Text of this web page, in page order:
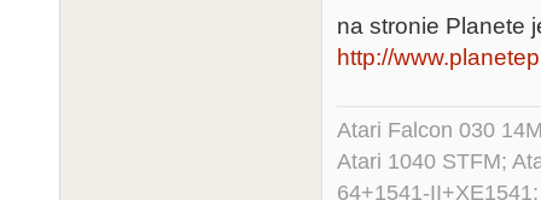
na stronie Planete
http://
Atari Falcon 030
Atari 1040 STFM;
64+1541-